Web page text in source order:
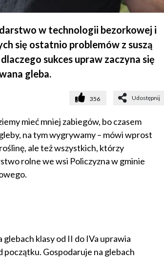
w technologii bezorkowej i
się ostatnio problemów z suszą
sukces upraw zaczyna się
gleba.
356 Udostępnij
mieć mniej zabiegów, bo czasem
na tym wygrywamy – mówi wprost
ale też wszystkich, którzy
rolne we wsi Policzyzna w gminie
klasy od II do IVa uprawia
początku. Gospodaruje na glebach